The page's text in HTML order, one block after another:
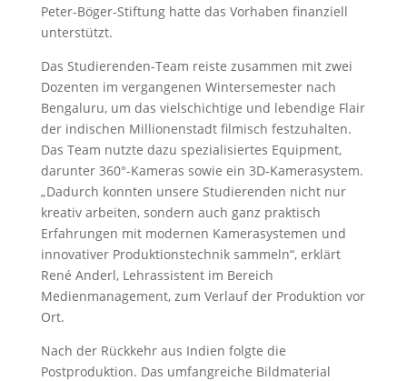
Peter-Böger-Stiftung hatte das Vorhaben finanziell
unterstützt.
Das Studierenden-Team reiste zusammen mit zwei
Dozenten im vergangenen Wintersemester nach
Bengaluru, um das vielschichtige und lebendige Flair
der indischen Millionenstadt filmisch festzuhalten.
Das Team nutzte dazu spezialisiertes Equipment,
darunter 360°-Kameras sowie ein 3D-Kamerasystem.
„Dadurch konnten unsere Studierenden nicht nur
kreativ arbeiten, sondern auch ganz praktisch
Erfahrungen mit modernen Kamerasystemen und
innovativer Produktionstechnik sammeln“, erklärt
René Anderl, Lehrassistent im Bereich
Medienmanagement, zum Verlauf der Produktion vor
Ort.
Nach der Rückkehr aus Indien folgte die
Postproduktion. Das umfangreiche Bildmaterial